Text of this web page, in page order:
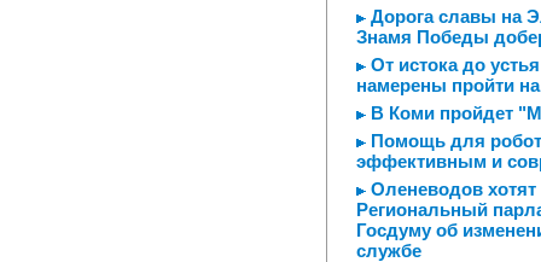
Дорога славы на
Знамя Победы
От истока до
намерены пройти
В Коми пройдет
Помощь для
эффективным и
Оленеводов хотят
Региональный
Госдуму об
службе